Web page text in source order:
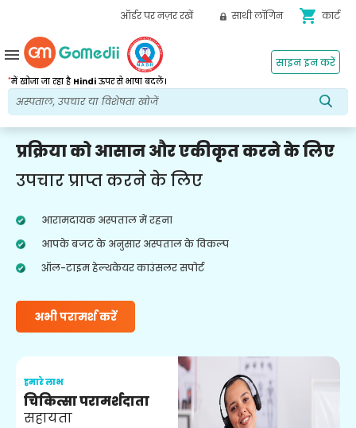
ऑर्डर पर नज़र रखें साथी लॉगिन shopping_cart कार्ट
*में खोजा जा रहा है Hindiऊपर से भाषा बदलें।
साइन इन करें
menu
प्रक्रिया को आसान और एकीकृत करने के लिए
उपचार प्राप्त करने के लिए
आरामदायक अस्पताल में रहना
आपके बजट के अनुसार अस्पताल के विकल्प
ऑल-टाइम हेल्थकेयर काउंसलर सपोर्ट
अभी परामर्श करें
हमारे लाभ
चिकित्सा परामर्शदाता
सहायता